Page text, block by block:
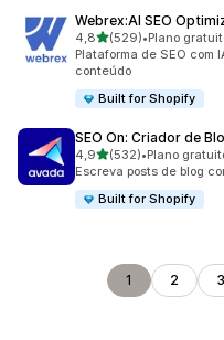
Webrex:AI SEO
4,8de 5 estrelas
(529)
529 avaliações ao todo
•Plano
Plataforma de SEO com
conteúdo
Built for Shopify
SEO On: Criador de
4,9de 5 estrelas
(532)
532 avaliações ao todo
•Plano
Escreva posts de blog
Built for Shopify
1 2 3